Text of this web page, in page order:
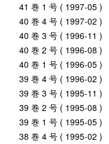
41 巻 1 号 ( 1997-05 )
40 巻 4 号 ( 1997-02 )
40 巻 3 号 ( 1996-11 )
40 巻 2 号 ( 1996-08 )
40 巻 1 号 ( 1996-05 )
39 巻 4 号 ( 1996-02 )
39 巻 3 号 ( 1995-11 )
39 巻 2 号 ( 1995-08 )
39 巻 1 号 ( 1995-05 )
38 巻 4 号 ( 1995-02 )